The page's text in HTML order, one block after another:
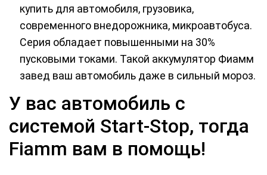
купить для автомобиля, грузовика,
современного внедорожника, микроавтобуса.
Серия обладает повышенными на 30%
пусковыми токами. Такой аккумулятор Фиамм
завед ваш автомобиль даже в сильный мороз.
У вас автомобиль с
системой Start-Stop, тогда
Fiamm вам в помощь!